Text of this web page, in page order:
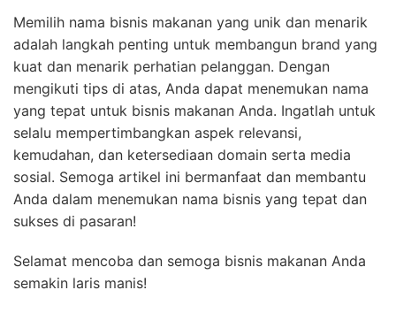
Memilih nama bisnis makanan yang unik dan menarik
adalah langkah penting untuk membangun brand yang
kuat dan menarik perhatian pelanggan. Dengan
mengikuti tips di atas, Anda dapat menemukan nama
yang tepat untuk bisnis makanan Anda. Ingatlah untuk
selalu mempertimbangkan aspek relevansi,
kemudahan, dan ketersediaan domain serta media
sosial. Semoga artikel ini bermanfaat dan membantu
Anda dalam menemukan nama bisnis yang tepat dan
sukses di pasaran!
Selamat mencoba dan semoga bisnis makanan Anda
semakin laris manis!